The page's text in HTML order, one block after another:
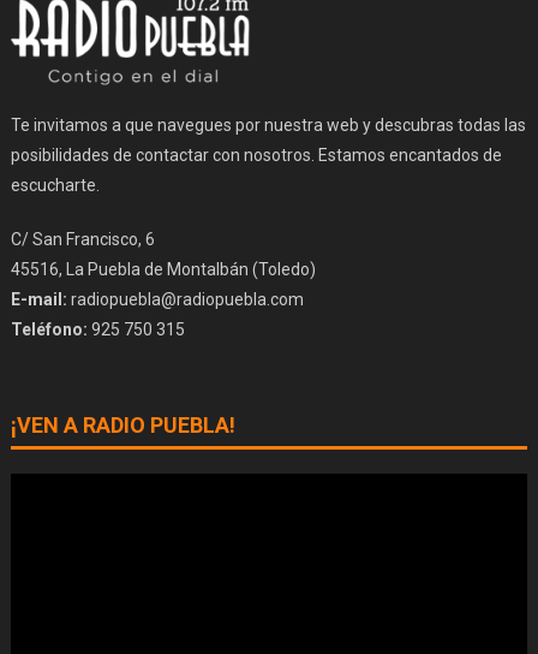
Te invitamos a que navegues por nuestra web y descubras todas las
posibilidades de contactar con nosotros. Estamos encantados de
escucharte.
C/ San Francisco, 6
45516, La Puebla de Montalbán (Toledo)
E-mail: radiopuebla@radiopuebla.com
Teléfono: 925 750 315
¡VEN A RADIO PUEBLA!